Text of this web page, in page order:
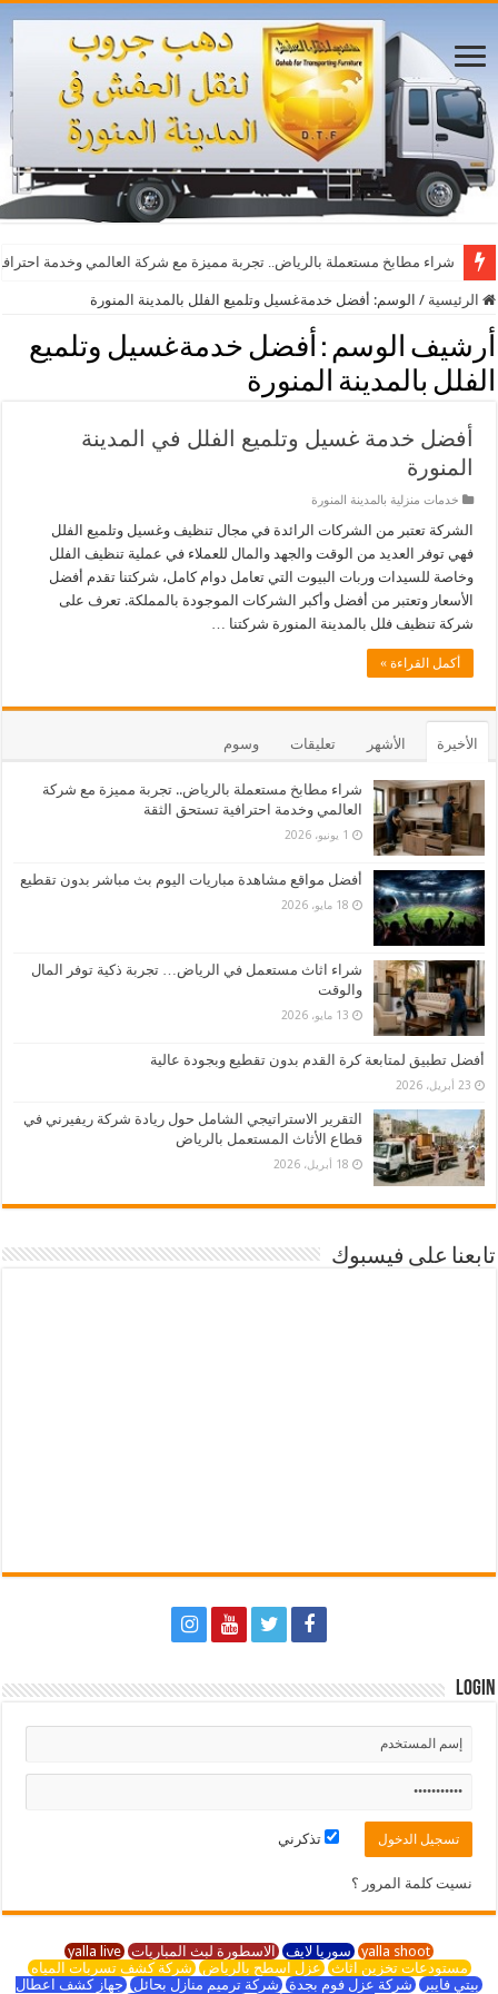
شراء مطابخ مستعملة بالرياض.. تجربة مميزة مع شركة العالمي وخدمة
الرئيسية / الوسم: أفضل خدمةغسيل وتلميع الفلل بالمدينة المنورة
أرشيف الوسم : أفضل خدمةغسيل وتلميع
الفلل بالمدينة المنورة
أفضل خدمة غسيل وتلميع الفلل في المدينة
المنورة
خدمات منزلية بالمدينة المنورة
الشركة تعتبر من الشركات الرائدة في مجال تنظيف وغسيل وتلميع الفلل
فهي توفر العديد من الوقت والجهد والمال للعملاء في عملية تنظيف الفلل
وخاصة للسيدات وربات البيوت التي تعامل دوام كامل، شركتنا تقدم أفضل
الأسعار وتعتبر من أفضل وأكبر الشركات الموجودة بالمملكة. تعرف على
شركة تنظيف فلل بالمدينة المنورة شركتنا …
أكمل القراءة »
الأخيرة الأشهر تعليقات وسوم
شراء مطابخ مستعملة بالرياض.. تجربة مميزة مع شركة
العالمي وخدمة احترافية تستحق الثقة
1 يونيو، 2026
أفضل مواقع مشاهدة مباريات اليوم بث مباشر بدون تقطيع
18 مايو، 2026
شراء اثاث مستعمل في الرياض… تجربة ذكية توفر المال
والوقت
13 مايو، 2026
أفضل تطبيق لمتابعة كرة القدم بدون تقطيع وبجودة عالية
23 أبريل، 2026
التقرير الاستراتيجي الشامل حول ريادة شركة ريفيرني في
قطاع الأثاث المستعمل بالرياض
18 أبريل، 2026
تابعنا على فيسبوك
Login
تذكرني
نسيت كلمة المرور ؟
yalla shoot سوريا لايف الاسطورة لبث المباريات yalla live
مستودعات تخزين اثاث عزل اسطح بالرياض شركة كشف تسربات المياه
بيتي فايبر شركة عزل فوم بجدة شركة ترميم منازل بحائل جهاز كشف اعطال